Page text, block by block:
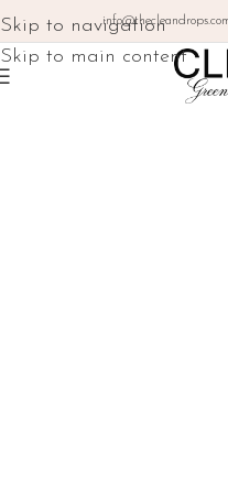
Skip to navigation
Skip to main content